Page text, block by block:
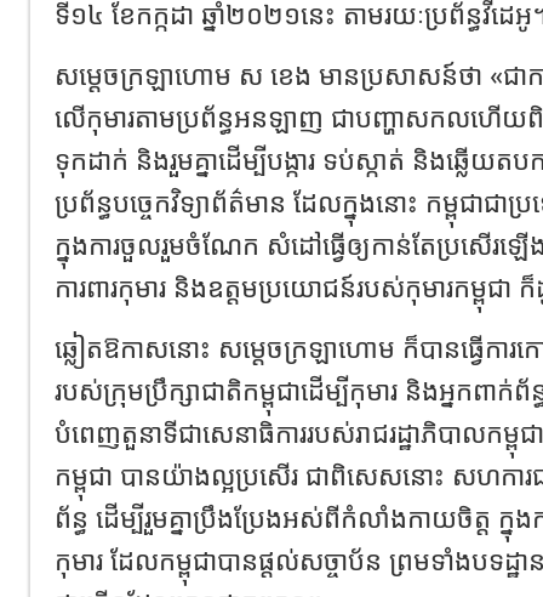
ទី១៤ ខែកក្កដា ឆ្នាំ២០២១នេះ តាមរយៈប្រព័ន្ធវីដេអូ
សម្ដេចក្រឡាហោម ស ខេង មានប្រសាសន៍ថា «ជាកា
លើកុមារតាមប្រព័ន្ធអនឡាញ ជាបញ្ហាសកលហើ
ទុកដាក់ និងរួមគ្នាដើម្បីបង្ការ ទប់ស្កាត់ និងឆ្លើយត
ប្រព័ន្ធបច្ចេកវិទ្យាព័ត៌មាន ដែលក្នុងនោះ កម្ពុជាជ
ក្នុងការចួលរួមចំណែក សំដៅធ្វើឲ្យកាន់តែប្រសើរឡើ
ការពារកុមារ និងឧត្តមប្រយោជន៍របស់កុមារកម្ពុជ
ឆ្លៀតឱកាសនោះ សម្ដេចក្រឡាហោម ក៏បានធ្វើការ
របស់ក្រុមប្រឹក្សាជាតិកម្ពុជាដើម្បីកុមារ និងអ្នកពា
បំពេញតួនាទីជាសេនាធិការរបស់រាជរដ្ឋាភិបាលកម្ពុជ
កម្ពុជា បានយ៉ាងល្អប្រសើរ ជាពិសេសនោះ សហកា
ព័ន្ធ ដើម្បីរួមគ្នាប្រឹងប្រែងអស់ពីកំលាំងកាយចិត្ត ក្នុ
កុមារ ដែលកម្ពុជាបានផ្តល់សច្ចាប័ន ព្រមទាំងបទដ្ឋ